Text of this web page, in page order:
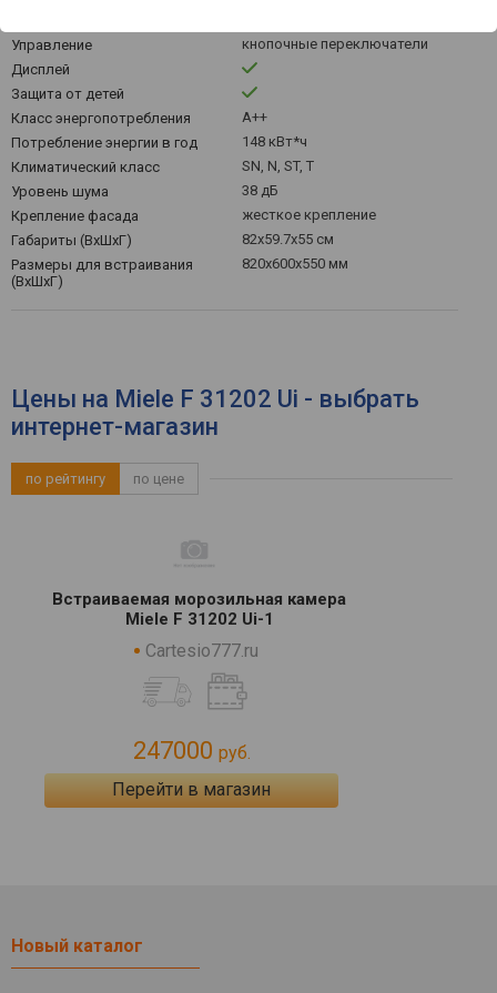
Управление
кнопочные переключатели
Дисплей
Защита от детей
Класс энергопотребления
A++
Потребление энергии в год
148 кВт*ч
Климатический класс
SN, N, ST, T
Уровень шума
38 дБ
Крепление фасада
жесткое крепление
Габариты (ВхШхГ)
82x59.7x55 см
Размеры для встраивания
(ВхШхГ)
820x600x550 мм
Цены на Miele F 31202 Ui - выбрать
интернет-магазин
по рейтингу по цене
Встраиваемая морозильная камера
Miele F 31202 Ui-1
Cartesio777.ru
247000 руб.
Перейти в магазин
Новый каталог